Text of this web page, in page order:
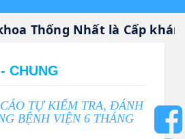
Thống Nhất là Cấp khám
CHUNG
TỰ KIỂM TRA, ĐÁNH
BỆNH VIỆN 6 THÁNG